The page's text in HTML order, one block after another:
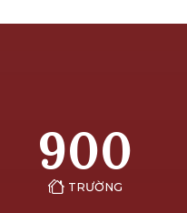
900
TRƯỜNG